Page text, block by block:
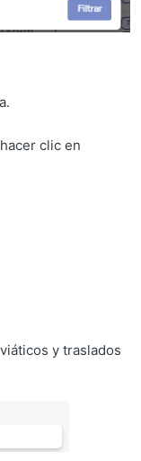
clic en
y traslados